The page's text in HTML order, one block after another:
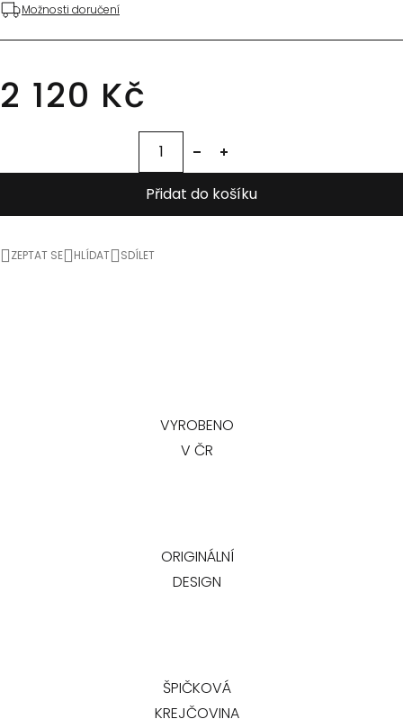
2 120 Kč
Možnosti doručení
Přidat do košíku
ZEPTAT SE HLÍDAT SDÍLET
VYROBENO
V ČR
ORIGINÁLNÍ
DESIGN
ŠPIČKOVÁ
KREJČOVINA